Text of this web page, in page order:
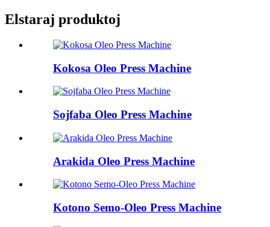
Elstaraj produktoj
Kokosa Oleo Press Machine
Sojfaba Oleo Press Machine
Arakida Oleo Press Machine
Kotono Semo-Oleo Press Machine